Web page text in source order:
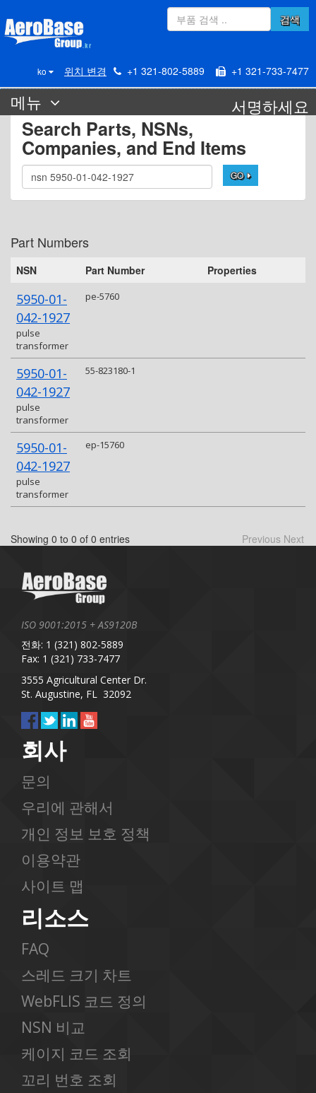
ko 위치 변경 +1 321-802-5889 +1 321-733-7477
검색
메뉴 서명하세요
Search Parts, NSNs,
Companies, and End Items
GO
Part Numbers
NSN Part Number Properties
5950-01-
042-1927
pulse
transformer
pe-5760
5950-01-
042-1927
pulse
transformer
55-823180-1
5950-01-
042-1927
pulse
transformer
ep-15760
Showing 0 to 0 of 0 entries Previous Next
ISO 9001:2015 + AS9120B
전화: 1 (321) 802-5889
Fax: 1 (321) 733-7477
3555 Agricultural Center Dr.
St. Augustine, FL 32092
회사
문의
우리에 관해서
개인 정보 보호 정책
이용약관
사이트 맵
리소스
FAQ
스레드 크기 차트
WebFLIS 코드 정의
NSN 비교
케이지 코드 조회
꼬리 번호 조회